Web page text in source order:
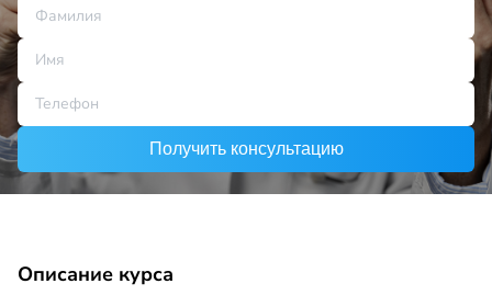
Получить консультацию
Описание курса